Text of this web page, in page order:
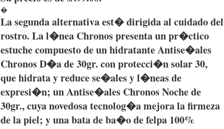
�
Lasegundaalternativaest�dirigidaal cuidadodel
rostro. Lal�nea Chronospresentaunpr�ctico
estuchecompuestode unhidratanteAntise�ales
ChronosD�ade30gr. conprotecci�nsolar 30,
quehidratay reducese�alesyl�neasde
expresi�n; unAntise�ales ChronosNochede
30gr.,cuyanovedosatecnolog�amejoralafirmeza
de lapiel; yunabatadeba�odefelpa 100%